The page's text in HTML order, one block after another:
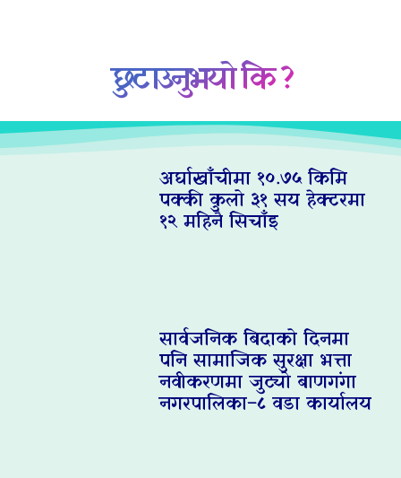
छुटाउनुभयो कि ?
अर्घाखाँचीमा १०.७५ किमि
पक्की कुलो ३१ सय हेक्टरमा
१२ महिनै सिचाँइ
सार्वजनिक बिदाको दिनमा
पनि सामाजिक सुरक्षा भत्ता
नवीकरणमा जुट्यो बाणगंगा
नगरपालिका–८ वडा कार्यालय